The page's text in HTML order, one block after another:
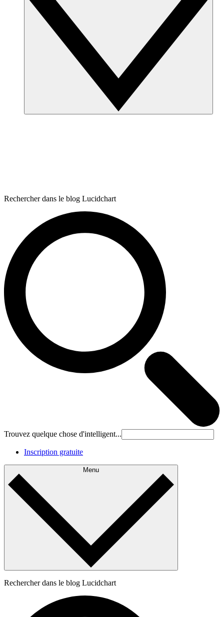
Rechercher dans le blog Lucidchart
Trouvez quelque chose d'intelligent...
Inscription gratuite
Menu
Rechercher dans le blog Lucidchart